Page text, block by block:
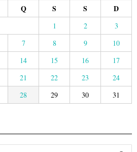
Q S S D
1 2
3
7 8 9
10
14 15 16
17
21 22 23
24
28 29 30 31